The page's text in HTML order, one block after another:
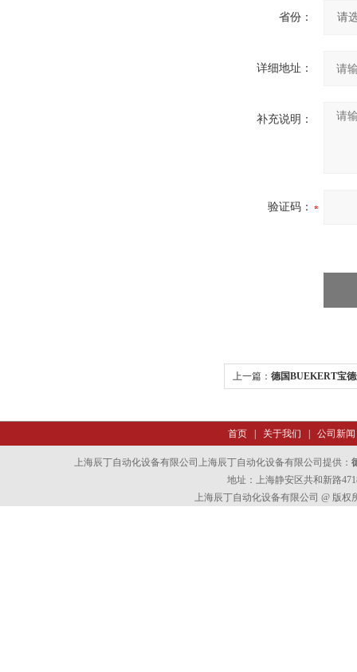
省份：
详细地址：
补充说明：
验证码：
上一篇： 德国BUEKERT宝
首页| 关于我们 公司新闻
上海辰丁自动化设备有限公司上海辰丁自动化设备有限公司提供：
地址：上海静安区共和新路
上海辰丁自动化设备有限公司 @ 版权